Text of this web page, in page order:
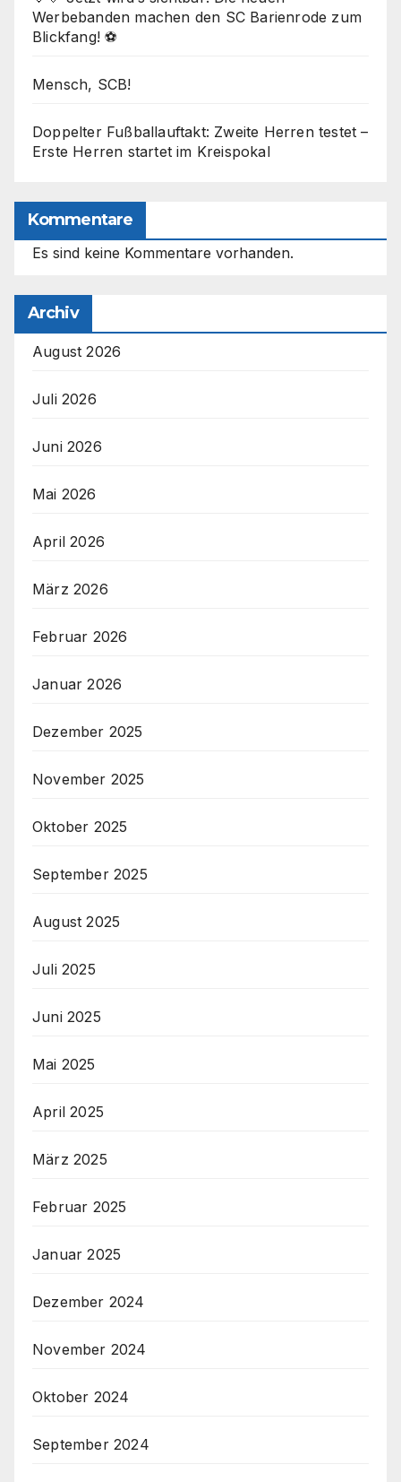
Werbebanden machen den SC Barienrode zum
Blickfang! ⚽
Mensch, SCB!
Doppelter Fußballauftakt: Zweite Herren testet –
Erste Herren startet im Kreispokal
Kommentare
Es sind keine Kommentare vorhanden.
Archiv
August 2026
Juli 2026
Juni 2026
Mai 2026
April 2026
März 2026
Februar 2026
Januar 2026
Dezember 2025
November 2025
Oktober 2025
September 2025
August 2025
Juli 2025
Juni 2025
Mai 2025
April 2025
März 2025
Februar 2025
Januar 2025
Dezember 2024
November 2024
Oktober 2024
September 2024